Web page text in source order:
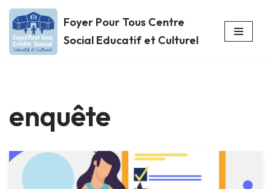
Aller
au
Foyer Pour Tous Centre
Social Educatif et Culturel
enquête